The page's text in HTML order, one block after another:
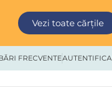
Vezi toate cărțile
FRECVENTE